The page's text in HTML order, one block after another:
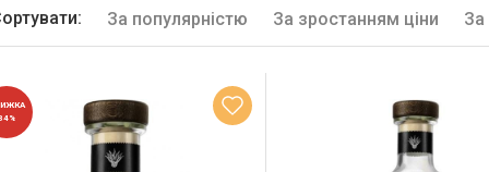
За популярністю За зростанням ціни За